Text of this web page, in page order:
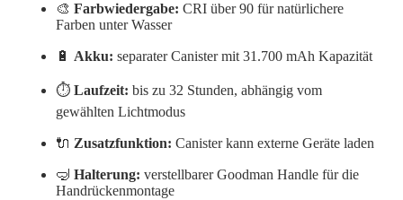
🎨Farbwiedergabe: CRI über 90 für natürlichere
Farben unter Wasser
🔋 Akku: separater Canister mit 31.700 mAh Kapazität
⏱️Laufzeit: bis zu 32 Stunden, abhängig vom
gewählten Lichtmodus
🔌 Zusatzfunktion: Canister kann externe Geräte laden
🤿Halterung: verstellbarer Goodman Handle für die
Handrückenmontage